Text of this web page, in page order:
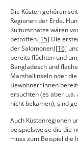
Die Küsten gehören
Regionen der Erde.
Kulturschätze wären
betroffen.[15] Die
der Salomonen)[16]
bereits flüchten und
Bangladesch und
Marshallinseln oder
Bewohner*innen
ersuchten (es aber
nicht bekamen), sind
Auch Küstenregionen
beispielsweise die die
muss zum Beispiel die